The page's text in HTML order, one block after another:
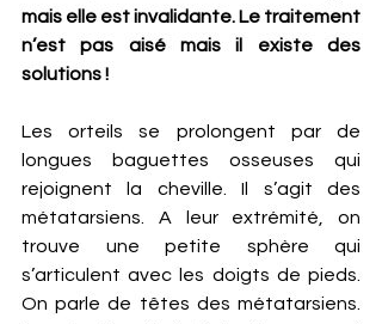
mais elle est invalidante. Le traitement
n’est pas aisé mais il existe des
solutions !
Les orteils se prolongent par de
longues baguettes osseuses qui
rejoignent la cheville. Il s’agit des
métatarsiens. A leur extrémité, on
trouve une petite sphère qui
s’articulent avec les doigts de pieds.
On parle de têtes des métatarsiens.